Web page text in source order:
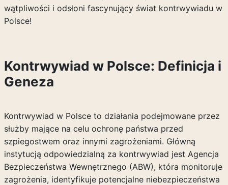
wątpliwości i odsłoni fascynujący świat kontrwywiadu w
Polsce!
Kontrwywiad w Polsce: Definicja i
Geneza
Kontrwywiad w Polsce to działania podejmowane przez
służby mające na celu ochronę państwa przed
szpiegostwem oraz innymi zagrożeniami. Główną
instytucją odpowiedzialną za kontrwywiad jest Agencja
Bezpieczeństwa Wewnętrznego (ABW), która monitoruje
zagrożenia, identyfikuje potencjalne niebezpieczeństwa